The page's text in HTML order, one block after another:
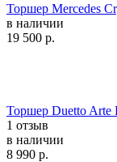
Торшер Mercedes
в наличии
19 500 р.
Торшер Duetto Arte
1 отзыв
в наличии
8 990 р.